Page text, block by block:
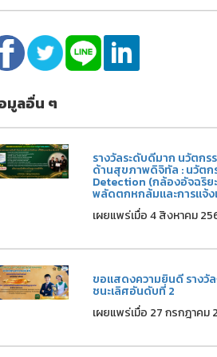
มูลอื่น ๆ
รางวัลระดับดีมาก นวัตก
ด้านสุขภาพดิจิทัล : นวัตก
Detection (กล้องอัจฉริย
พลัดตกหกล้มและการแจ้ง
เผยแพร่เมื่อ 4 สิงหาคม
ขอแสดงความยินดี รางวั
ชนะเลิศอันดับที่ 2
เผยแพร่เมื่อ 27 กรกฎาคม